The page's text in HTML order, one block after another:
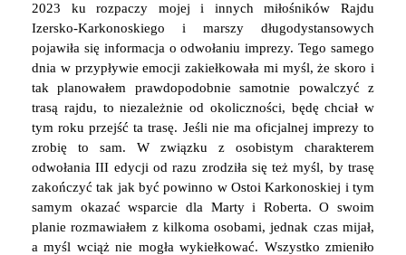
2023 ku rozpaczy mojej i innych miłośników Rajdu
Izersko-Karkonoskiego i marszy długodystansowych
pojawiła się informacja o odwołaniu imprezy. Tego samego
dnia w przypływie emocji zakiełkowała mi myśl, że skoro i
tak planowałem prawdopodobnie samotnie powalczyć z
trasą rajdu, to niezależnie od okoliczności, będę chciał w
tym roku przejść ta trasę. Jeśli nie ma oficjalnej imprezy to
zrobię to sam. W związku z osobistym charakterem
odwołania III edycji od razu zrodziła się też myśl, by trasę
zakończyć tak jak być powinno w Ostoi Karkonoskiej i tym
samym okazać wsparcie dla Marty i Roberta. O swoim
planie rozmawiałem z kilkoma osobami, jednak czas mijał,
a myśl wciąż nie mogła wykiełkować. Wszystko zmieniło